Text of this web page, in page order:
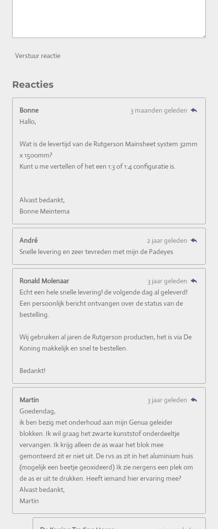
Verstuur reactie
Reacties
Bonne
3 maanden geleden
Hallo,
Wat is de levertijd van de Rutgerson Mainsheet system 32mm
x 1500mm?
Kunt u me vertellen of het een 1:3 of 1:4 configuratie is.
Alvast bedankt,
Bonne Meintema
André
2 jaar geleden
Snelle levering en zeer tevreden met mijn de Padeyes
Ronald Molenaar
3 jaar geleden
Echt een hele snelle levering! de volgende dag al geleverd!
Een persoonlijk bericht ontvangen over de status van de
bestelling.
Wij gebruiken al jaren de Rutgerson producten, het is via De
Koning makkelijk en snel te bestellen.
Bedankt!
Martin
3 jaar geleden
Goedendag,
ik ben bezig met onderhoud aan mijn Genua geleider
blokken. Ik wil graag het zwarte kunststof onderdeeltje
vervangen. Ik krijg alleen de as waar het blok mee
gemonteerd zit er niet uit. De rvs as zit in het aluminium huis
(mogelijk een beetje geoxideerd) Ik zie nergens een plek om
de as er uit te drukken. Heeft iemand hier ervaring mee?
Alvast bedankt,
Martin